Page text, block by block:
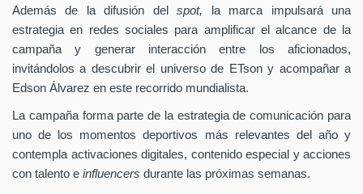
Además de la difusión delspot,
la marca impulsará una
estrategia en redes sociales para amplificar el alcance de la
campaña y generar interacción entre los aficionados,
invitándolos a descubrir el universo de ETson y acompañar a
Edson Álvarez en este recorrido mundialista.
La campaña forma parte de la estrategia de comunicación para
uno de los momentos deportivos más relevantes del año y
contempla activaciones digitales, contenido especial y acciones
con talento e influencers durante las próximas semanas.